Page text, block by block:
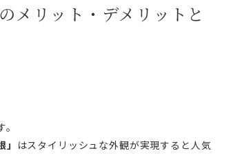
メリット・デメリットと
はスタイリッシュな外観が実現すると人気